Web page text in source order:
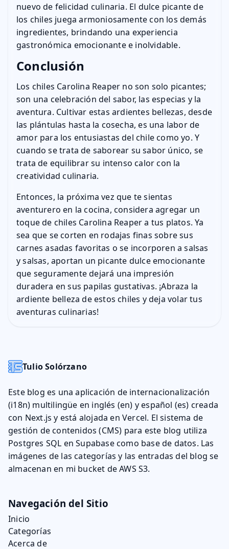
nuevo de felicidad culinaria. El dulce picante de
los chiles juega armoniosamente con los demás
ingredientes, brindando una experiencia
gastronómica emocionante e inolvidable.
Conclusión
Los chiles Carolina Reaper no son solo picantes;
son una celebración del sabor, las especias y la
aventura. Cultivar estas ardientes bellezas, desde
las plántulas hasta la cosecha, es una labor de
amor para los entusiastas del chile como yo. Y
cuando se trata de saborear su sabor único, se
trata de equilibrar su intenso calor con la
creatividad culinaria.
Entonces, la próxima vez que te sientas
aventurero en la cocina, considera agregar un
toque de chiles Carolina Reaper a tus platos. Ya
sea que se corten en rodajas finas sobre sus
carnes asadas favoritas o se incorporen a salsas
y salsas, aportan un picante dulce emocionante
que seguramente dejará una impresión
duradera en sus papilas gustativas. ¡Abraza la
ardiente belleza de estos chiles y deja volar tus
aventuras culinarias!
Tulio Solórzano
Este blog es una aplicación de internacionalización
(i18n) multilingüe en inglés (en) y español (es) creada
con Next.js y está alojada en Vercel. El sistema de
gestión de contenidos (CMS) para este blog utiliza
Postgres SQL en Supabase como base de datos. Las
imágenes de las categorías y las entradas del blog se
almacenan en mi bucket de AWS S3.
Navegación del Sitio
Inicio
Categorías
Acerca de